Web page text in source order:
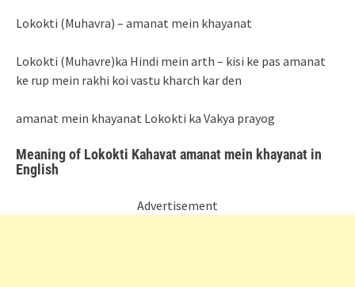
Lokokti (Muhavra) – amanat mein khayanat
Lokokti (Muhavre)ka Hindi mein arth – kisi ke pas amanat
ke rup mein rakhi koi vastu kharch kar den
amanat mein khayanat Lokokti ka Vakya prayog
Meaning of Lokokti Kahavat amanat mein khayanat in
English
Advertisement